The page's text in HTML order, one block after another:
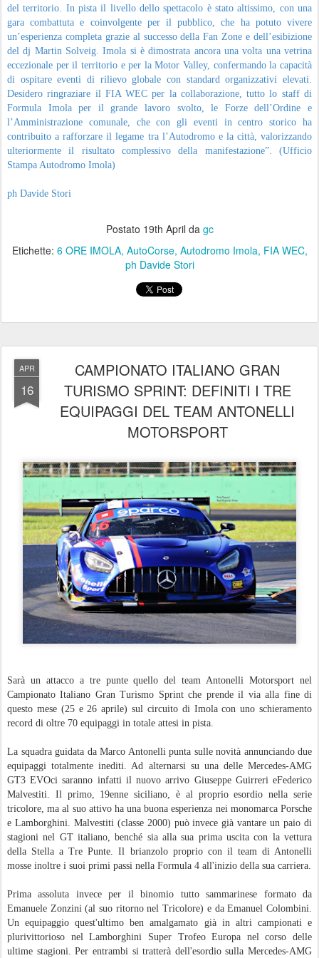
del territorio. In pista il livello dello spettacolo è stato altissimo, con una
gara combattuta e coinvolgente per il pubblico, che ha potuto vivere
un’esperienza completa grazie al successo della Fan Zone e dell’esibizione
del dj Martin Solveig. Imola si è dimostrata ancora una volta una vetrina
eccezionale per il territorio e per la Motor Valley, confermando la capacità
di ospitare eventi di rilievo globale con standard organizzativi elevati.
Desidero ringraziare il FIA WEC per la collaborazione, tutto lo staff di
Formula Imola per il grande lavoro svolto, le Forze dell’Ordine e
l’Amministrazione comunale, che con gli eventi in centro storico ha
contribuito a rafforzare il legame tra l’Autodromo e la città, valorizzando
ulteriormente il risultato complessivo della manifestazione”. (Ufficio
Stampa Autodromo Imola)
ph Davide Stori
Postato 19th April da gc
Etichette: 6 ORE IMOLA AutoCorse Autodromo Imola FIA WEC
ph Davide Stori
APR
16
CAMPIONATO ITALIANO GRAN
TURISMO SPRINT: DEFINITI I TRE
EQUIPAGGI DEL TEAM ANTONELLI
MOTORSPORT
Sarà un attacco a tre punte quello del team Antonelli Motorsport nel
Campionato Italiano Gran Turismo Sprint che prende il via alla fine di
questo mese (25 e 26 aprile) sul circuito di Imola con uno schieramento
record di oltre 70 equipaggi in totale attesi in pista.
La squadra guidata da Marco Antonelli punta sulle novità annunciando due
equipaggi totalmente inediti. Ad alternarsi su una delle Mercedes-AMG
GT3 EVOci saranno infatti il nuovo arrivo Giuseppe Guirreri eFederico
Malvestiti. Il primo, 19enne siciliano, è al proprio esordio nella serie
tricolore, ma al suo attivo ha una buona esperienza nei monomarca Porsche
e Lamborghini. Malvestiti (classe 2000) può invece già vantare un paio di
stagioni nel GT italiano, benché sia alla sua prima uscita con la vettura
della Stella a Tre Punte. Il brianzolo proprio con il team di Antonelli
mosse inoltre i suoi primi passi nella Formula 4 all'inizio della sua carriera.
Prima assoluta invece per il binomio tutto sammarinese formato da
Emanuele Zonzini (al suo ritorno nel Tricolore) e da Emanuel Colombini.
Un equipaggio quest'ultimo ben amalgamato già in altri campionati e
plurivittorioso nel Lamborghini Super Trofeo Europa nel corso delle
ultime stagioni. Per entrambi si tratterà dell'esordio sulla Mercedes-AMG